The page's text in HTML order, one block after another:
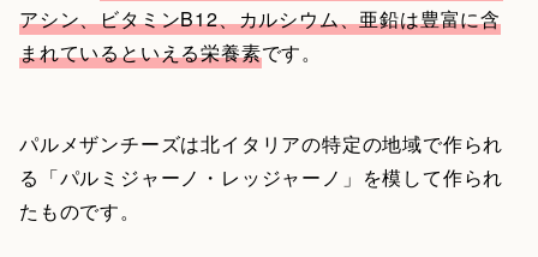
アシン、ビタミンB12、カルシウム、亜鉛は豊富に含
まれているといえる栄養素です。
パルメザンチーズは北イタリアの特定の地域で作られ
る「パルミジャーノ・レッジャーノ」を模して作られ
たものです。